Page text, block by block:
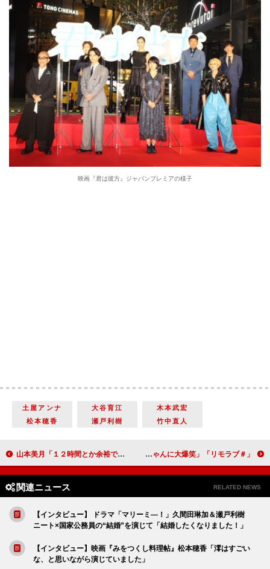
映画『君は彼方』ジャパンプレミアの様子
土屋アンナ 大谷育江
木本武宏
松本穂香
瀬戸利樹 竹中直人
山本美月「１２時間とか余裕で寝ます」 「寝起きは極力しゃべりたくない」 「＃リモラブ」波瑠＆松下洸平が急接近 「美々のホクロを間違えて取る青ちゃんに大爆笑」
関連ニュース RELATED NEWS
【インタビュー】 ドラマ「マリーミ―！」久間田琳加＆瀬戸利樹
ニート×国家公務員の“結婚”を演じて「結婚したくなりました！」
【インタビュー】映画『みをつくし料理帖』松本穂香「澪はすごい
な、と思いながら演じていました」